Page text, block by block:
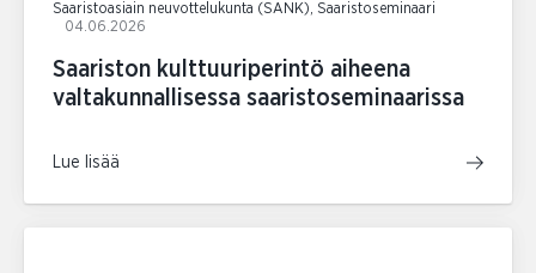
Saaristoasiain neuvottelukunta (SANK), Saaristoseminaari
04.06.2026
Saariston kulttuuriperintö aiheena
valtakunnallisessa saaristoseminaarissa
Lue lisää